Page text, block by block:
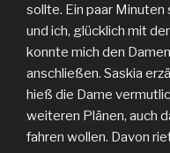
sollte. Ein paar
und ich, glücklich mit
konnte mich den
anschließen. Saskia
hieß die Dame
weiteren Plänen, auch
fahren wollen. Davon